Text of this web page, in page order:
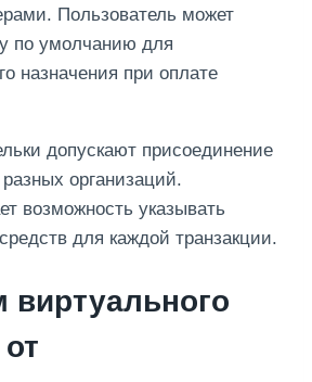
Пользователь может
по умолчанию для
назначения при оплате
допускают присоединение
разных организаций.
возможность указывать
для каждой транзакции.
виртуального